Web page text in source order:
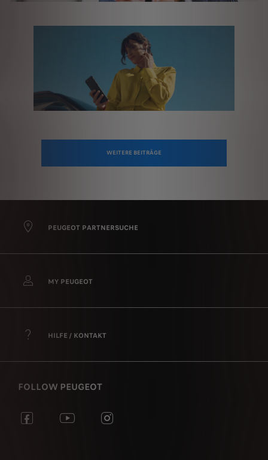
WEITERE BEITRÄGE
PEUGEOT PARTNERSUCHE
MY PEUGEOT
HILFE / KONTAKT
FOLLOW PEUGEOT